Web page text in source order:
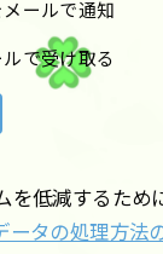
ールで通知
で受け取る
を低減するため
ータの処理方法